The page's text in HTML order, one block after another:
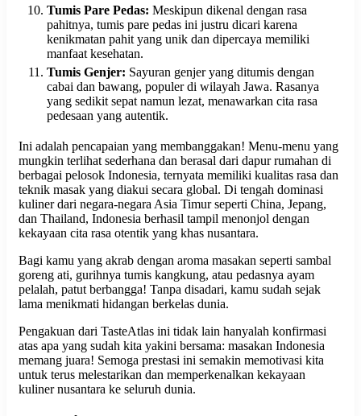
Tumis Pare Pedas: Meskipun dikenal dengan rasa
pahitnya, tumis pare pedas ini justru dicari karena
kenikmatan pahit yang unik dan dipercaya memiliki
manfaat kesehatan.
Tumis Genjer: Sayuran genjer yang ditumis dengan
cabai dan bawang, populer di wilayah Jawa. Rasanya
yang sedikit sepat namun lezat, menawarkan cita rasa
pedesaan yang autentik.
Ini adalah pencapaian yang membanggakan! Menu-menu yang
mungkin terlihat sederhana dan berasal dari dapur rumahan di
berbagai pelosok Indonesia, ternyata memiliki kualitas rasa dan
teknik masak yang diakui secara global. Di tengah dominasi
kuliner dari negara-negara Asia Timur seperti China, Jepang,
dan Thailand, Indonesia berhasil tampil menonjol dengan
kekayaan cita rasa otentik yang khas nusantara.
Bagi kamu yang akrab dengan aroma masakan seperti sambal
goreng ati, gurihnya tumis kangkung, atau pedasnya ayam
pelalah, patut berbangga! Tanpa disadari, kamu sudah sejak
lama menikmati hidangan berkelas dunia.
Pengakuan dari TasteAtlas ini tidak lain hanyalah konfirmasi
atas apa yang sudah kita yakini bersama: masakan Indonesia
memang juara! Semoga prestasi ini semakin memotivasi kita
untuk terus melestarikan dan memperkenalkan kekayaan
kuliner nusantara ke seluruh dunia.